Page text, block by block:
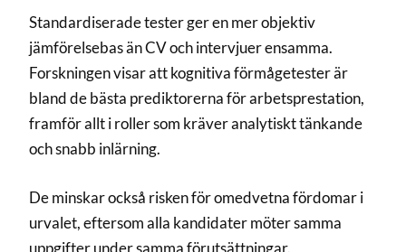
Standardiserade tester ger en mer objektiv
jämförelsebas än CV och intervjuer ensamma.
Forskningen visar att kognitiva förmågetester är
bland de bästa prediktorerna för arbetsprestation,
framför allt i roller som kräver analytiskt tänkande
och snabb inlärning.
De minskar också risken för omedvetna fördomar i
urvalet, eftersom alla kandidater möter samma
uppgifter under samma förutsättningar.